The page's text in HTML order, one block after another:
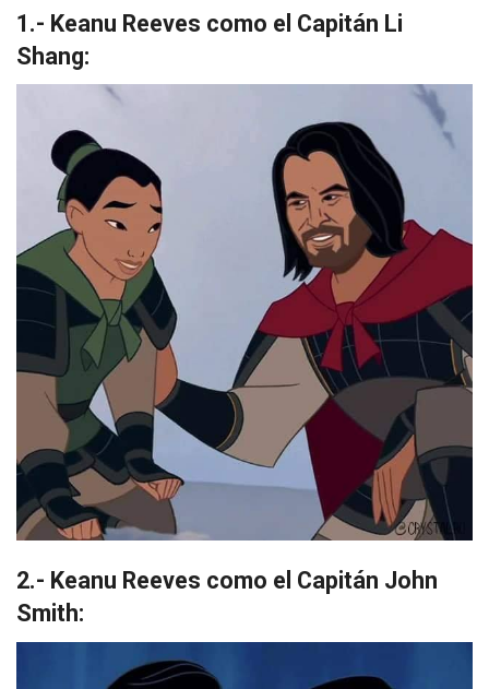
1.- Keanu Reeves como el Capitán Li
Shang:
2.- Keanu Reeves como el Capitán John
Smith: